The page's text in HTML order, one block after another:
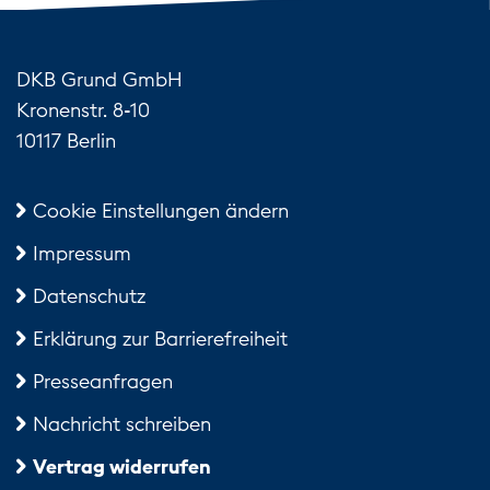
DKB Grund GmbH
Kronenstr. 8-10
10117 Berlin
Cookie Einstellungen ändern
Impressum
Datenschutz
Erklärung zur Barrierefreiheit
Presseanfragen
Nachricht schreiben
Vertrag widerrufen